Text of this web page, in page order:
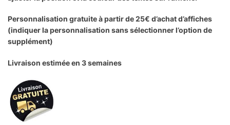
Personnalisation gratuite à partir de 25€ d’achat d’affiches
(indiquer la personnalisation sans sélectionner l’option de
supplément)
Livraison estimée en 3 semaines